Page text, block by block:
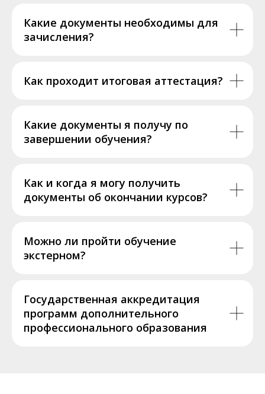
Какие документы необходимы для
зачисления?
Как проходит итоговая аттестация?
Какие документы я получу по
завершении обучения?
Как и когда я могу получить
документы об окончании курсов?
Можно ли пройти обучение
экстерном?
Государственная аккредитация
программ дополнительного
профессионального образования